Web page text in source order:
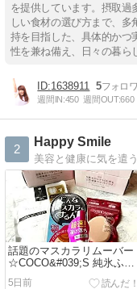
を提供しています。摂取過
しい食材の選び方まで、
持を目指した、具体的かつ
性を兼ね備え、日々の暮ら
1638911 5
週間IN:450 週間OUT:660
2
Happy Smile
話題のマスカラリムーバー
☆COCO&#039;S 純氷ふわ
ふわかき氷 ドバイチョコ
5日前